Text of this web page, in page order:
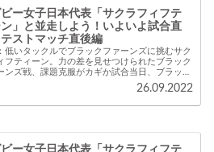
ー女子日本代表「サクラフィフテ
ン」と並走しよう！いよいよ試合直
ストマッチ直後編
低いタックルでブラックファーンズに挑むサク
フティーン。力の差を見せつけられたブラック
ンズ戦、課題克服がカギか試合当日、ブラック
ンズのスピードとパワー、また”現場慣れ”のよ
ので前半からペースに飲まれた感があったが...
26.09.2022
ー女子日本代表「サクラフィフテ